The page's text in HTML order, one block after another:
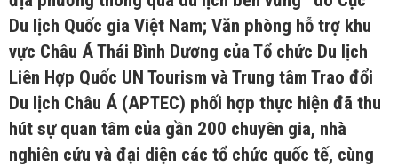
Du lịch Quốc gia Việt Nam; Văn phòng hỗ trợ khu
vực Châu Á Thái Bình Dương của Tổ chức Du lịch
Liên Hợp Quốc UN Tourism và Trung tâm Trao đổi
Du lịch Châu Á (APTEC) phối hợp thực hiện đã thu
hút sự quan tâm của gần 200 chuyên gia, nhà
nghiên cứu và đại diện các tổ chức quốc tế, cùng